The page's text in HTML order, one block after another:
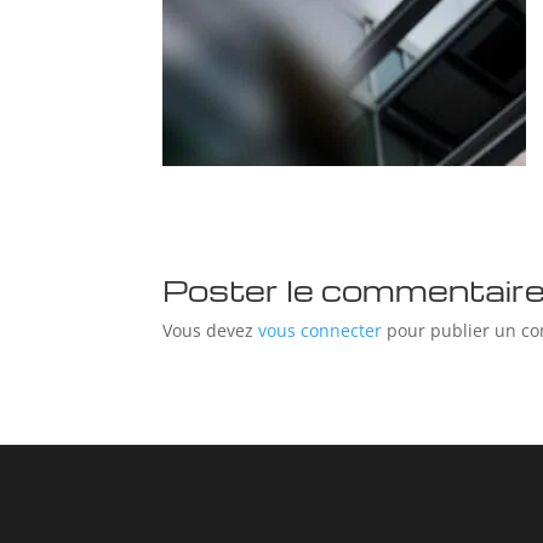
Poster le commentaire
Vous devezvous connecter pour publier un